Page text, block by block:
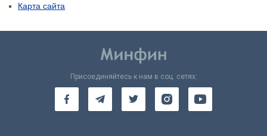
Карта сайта
Присоединяйтесь к нам в соц. сетях: